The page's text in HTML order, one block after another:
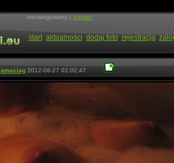
niezalogowany | english
start aktualności dodaj foto rejestracja
amaciag2012-08-27 02:02:47